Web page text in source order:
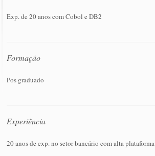
Exp. de 20 anos com Cobol e DB2
Formação
Pos graduado
Experiência
20 anos de exp. no setor bancário com alta plataforma